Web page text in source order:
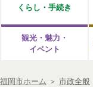
くらし・手続き
観光・魅力・
イベント
福岡市ホーム ＞ 市政全般